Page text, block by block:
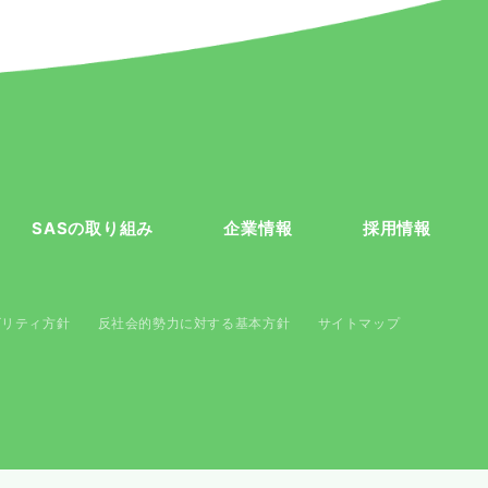
SASの取り組み 企業情報 採用情報
ティ方針 反社会的勢力に対する基本方針 サイトマップ